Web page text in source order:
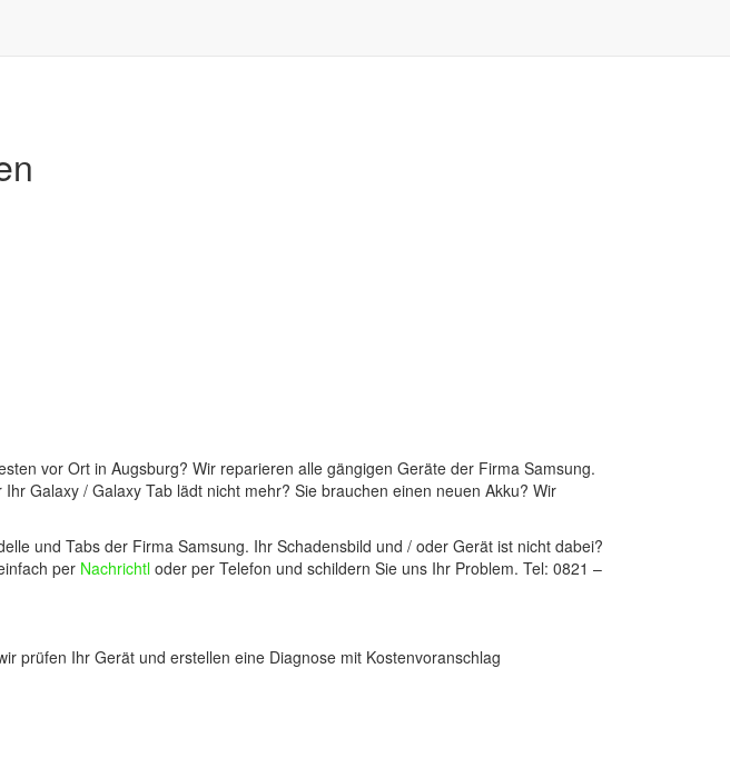
vor Ort in Augsburg? Wir reparieren alle gängigen Geräte der Firma Samsung.
Galaxy / Galaxy Tab lädt nicht mehr? Sie brauchen einen neuen Akku? Wir
und Tabs der Firma Samsung. Ihr Schadensbild und / oder Gerät ist nicht dabei?
per Nachrichtl oder per Telefon und schildern Sie uns Ihr Problem. Tel: 0821 –
prüfen Ihr Gerät und erstellen eine Diagnose mit Kostenvoranschlag